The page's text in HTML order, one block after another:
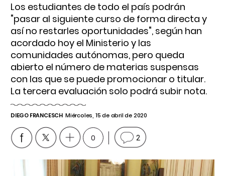
Los estudiantes de todo el país podrán
"pasar al siguiente curso de forma directa y
así no restarles oportunidades", según han
acordado hoy el Ministerio y las
comunidades autónomas, pero queda
abierto el número de materias suspensas
con las que se puede promocionar o titular.
La tercera evaluación solo podrá subir nota.
DIEGO FRANCESCH Miércoles, 15 de abril de 2020
0 2